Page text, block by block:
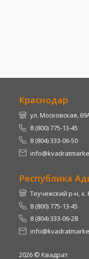
Краснодар
ул. Московская,
8 (800) 775-13-45
8 (804) 333-06-50
Республика
Теучежский р-н,
8 (800) 775-13-45
8 (804) 333-06-28
2026 © Квадрат